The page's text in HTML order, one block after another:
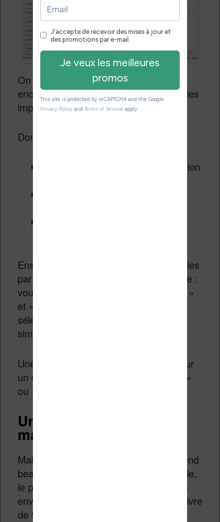
On a aussi différents boutons et j’ai
encadré sur la capture d’écran les parties
importantes.
Donc, voici ce que vous devez faire :
Sélectionner le moteur de traduction
Ensuite, vous allez devoir sélectionner les
parties du livre que vous voulez traduire :
vous pouvez utiliser les touches « shift »
et « control » de votre clavier pour
sélectionner plusieurs parties, ou
simplement choisir de tout traduire.
Une fois cela fait, vous devez cliquer sur
un des boutons « Traduire la sélection »
ou « Tout traduire ».
Une traduction longue
mais assez correcte
Maintenant, il faut attendre. Et cela prend
beaucoup de temps. Dans mon exemple,
le processus complet a pris 18 minutes
environ. Ce qui est beaucoup pour un livre
de 5 pages.